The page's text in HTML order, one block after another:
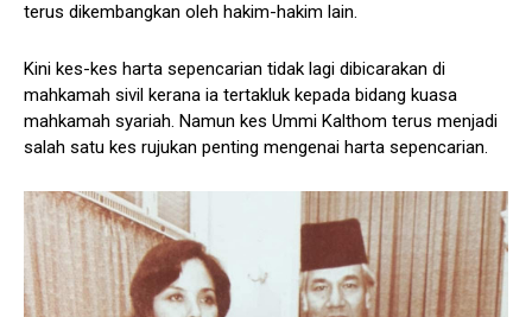
terus dikembangkan oleh hakim-hakim lain.
Kini kes-kes harta sepencarian tidak lagi dibicarakan di
mahkamah sivil kerana ia tertakluk kepada bidang kuasa
mahkamah syariah. Namun kes Ummi Kalthom terus menjadi
salah satu kes rujukan penting mengenai harta sepencarian.